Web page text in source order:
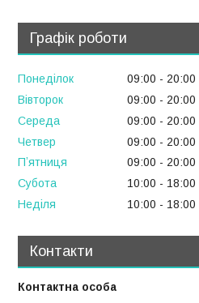
Графік роботи
Понеділок 09:00
20:00
Вівторок
09:00
20:00
Середа
09:00
20:00
Четвер
09:00
20:00
Пʼятниця
09:00
20:00
Субота
10:00
18:00
Неділя
10:00 18:00
Контакти